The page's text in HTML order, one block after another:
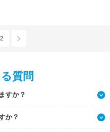
2
質問
すか？
か？